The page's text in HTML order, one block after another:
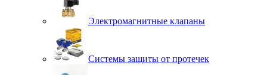
Электромагнитные клапаны
Системы защиты от протечек